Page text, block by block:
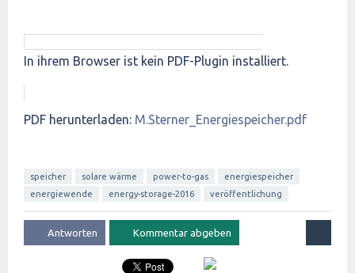
In ihrem Browser ist kein PDF-Plugin installiert.
PDF herunterladen: M.Sterner_Energiespeicher.pdf
speicher solare wärme power-to-gas
energiespeicher
energiewende
energy-storage-2016 veröffentlichung